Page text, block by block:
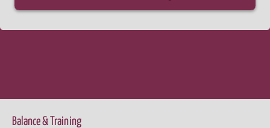
Balance & Training